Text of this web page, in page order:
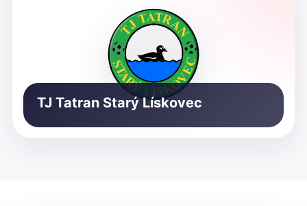
TJ Tatran Starý Lískovec